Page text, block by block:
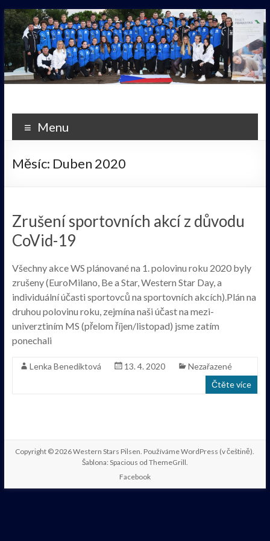
Skip
to
content
Western
Stars
Pilsen
Menu
Měsíc: Duben 2020
Zrušení sportovních akcí z důvodu
CoVid-19
Všechny akce WS plánované na 1. polovinu roku 2020 byly
zrušeny (EuroMilano, Be a Star, Western Star Day, a
individuální účasti sportovců na sportovních akcích).Plán na
druhou polovinu roku, zejmína naši účast na mezi-
univerztiním MS (přelom říjen/listopad) jsme zatím
ponechali
Lenka Benediktová 13. 4. 2020
Nezařazené
Čtěte více
Copyright © 2026Western Stars Pilsen. PoužívámeWordPress (v češtině).
Šablona: Spacious od ThemeGrill.
Facebook